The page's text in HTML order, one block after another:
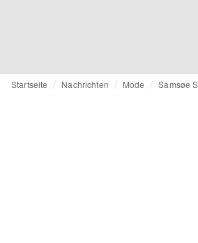
Startseite Nachrichten Mode